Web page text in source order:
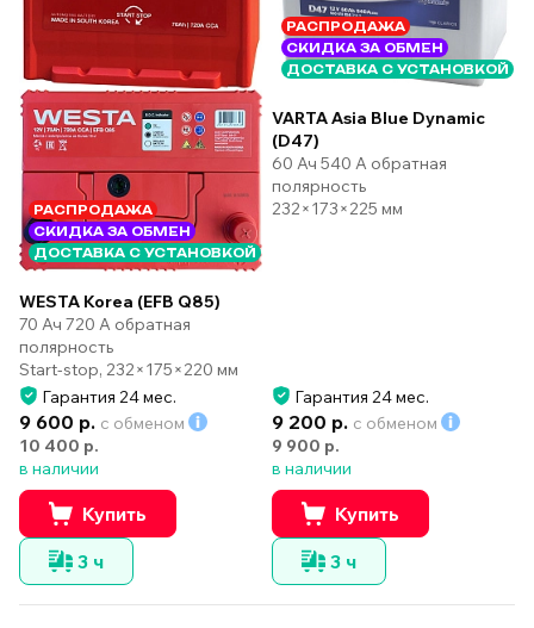
РАСПРОДАЖА
СКИДКА ЗА ОБМЕН
ДОСТАВКА С УСТАНОВКОЙ
WESTA Korea (EFB Q85)
70 Ач 720 А обратная
полярность
Start-stop, 232×175×220 мм
Гарантия 24 мес.
9 600 р. с обменом
10 400 р.
в наличии
Купить
3 ч
РАСПРОДАЖА
СКИДКА ЗА ОБМЕН
ДОСТАВКА С УСТАНОВКОЙ
VARTA Asia Blue Dynamic
(D47)
60 Ач 540 А обратная
полярность
232×173×225 мм
Гарантия 24 мес.
9 200 р. с обменом
9 900 р.
в наличии
Купить
3 ч